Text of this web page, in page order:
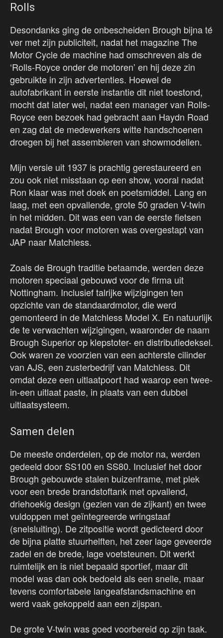
Rolls
Desondanks ging de onbescheiden Brough bijna té
ver met zijn publiciteit, nadat het magazine The
Motor Cycle de machine had omschreven als de
‘Rolls-Royce onder de motoren’ en hij deze zin
gebruikte in zijn advertenties. Hoewel de
autofabrikant in eerste instantie dit niet toestond,
mocht dat later wel, nadat een manager van Rolls-
Royce een bezoek had gebracht aan Haydn Road
en zag dat de medewerkers witte handschoenen
droegen bij het assembleren van showmodellen.
Mijn versie uit 1937 is prachtig gerestaureerd en
zou ook niet misstaan op een show, vooral nadat
Ron klaar was met doek en poetsmiddel. Lang en
laag, met een opvallende, grote 50 graden V-twin
in het midden. Dit was een van de eerste fietsen
nadat Brough voor motoren was overgestapt van
JAP naar Matchless.
Zoals de Brough traditie betaamde, werden deze
motoren speciaal gebouwd voor de firma uit
Nottingham. Inclusief talrijke wijzigingen ten
opzichte van de standaardmotor, die werd
gemonteerd in de Matchless Model X. En natuurlijk
de te verwachten wijzigingen, waaronder de naam
Brough Superior op klepstoter- en distributiedeksel.
Ook waren ze voorzien van een achterste cilinder
van AJS, een zusterbedrijf van Matchless. Dit
omdat deze een uitlaatpoort had waarop een twee-
in-een uitlaat paste, in plaats van een dubbel
uitlaatsysteem.
Samen delen
De meeste onderdelen, op de motor na, werden
gedeeld door SS100 en SS80. Inclusief het door
Brough gebouwde stalen buizenframe, met plek
voor een brede brandstoftank met opvallend,
driehoekig design (gezien van de zijkant) en twee
vuldoppen met geïntegreerde wringstaaf
(snelsluiting). De zitpositie wordt gedicteerd door
de bijna platte stuurhelften, het zeer lage geveerde
zadel en de brede, lage voetsteunen. Dit werkt
ruimtelijk en is niet bepaald sportief, maar dit
model was dan ook bedoeld als een snelle, maar
tevens comfortabele langeafstandsmachine en
werd vaak gekoppeld aan een zijspan.
De grote V-twin was goed voorbereid op zijn taak.